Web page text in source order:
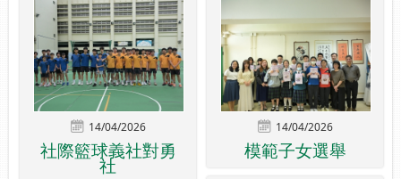
14/04/2026
社際籃球義社對勇
社
14/04/2026
模範子女選舉